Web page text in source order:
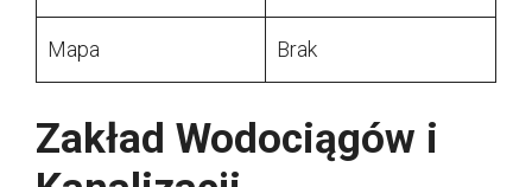
Mapa Brak
Zakład Wodociągów i